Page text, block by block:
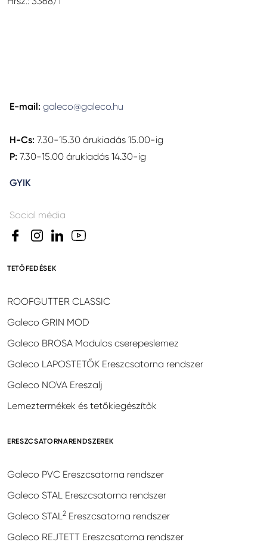
E-mail: galeco@galeco.hu
H-Cs: 7.30-15.30 árukiadás 15.00-ig
P: 7.30-15.00 árukiadás 14.30-ig
GYIK
Social média
TETŐFEDÉSEK
ROOFGUTTER CLASSIC
Galeco GRIN MOD
Galeco BROSA Modulos cserepeslemez
Galeco LAPOSTETŐK Ereszcsatorna rendszer
Galeco NOVA Ereszalj
Lemeztermékek és tetőkiegészítők
ERESZCSATORNARENDSZEREK
Galeco PVC Ereszcsatorna rendszer
Galeco STAL Ereszcsatorna rendszer
Galeco STAL2 Ereszcsatorna rendszer
Galeco REJTETT Ereszcsatorna rendszer